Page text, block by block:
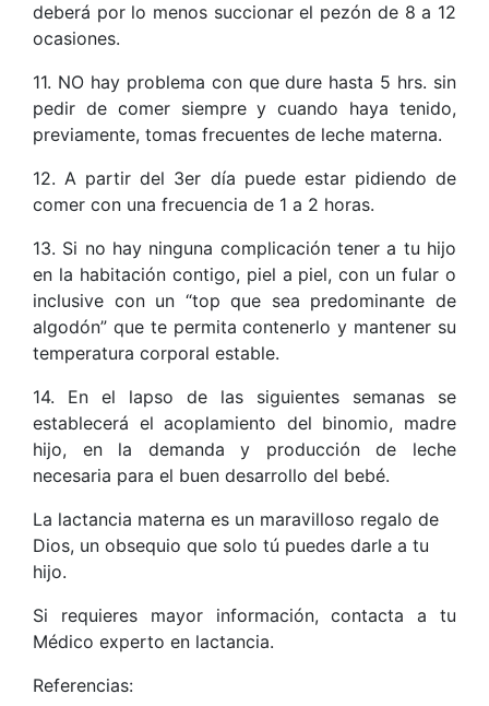
deberá por lo menos succionar el pezón de 8 a 12
ocasiones.
11. NO hay problema con que dure hasta 5 hrs. sin
pedir de comer siempre y cuando haya tenido,
previamente, tomas frecuentes de leche materna.
12. A partir del 3er día puede estar pidiendo de
comer con una frecuencia de 1 a 2 horas.
13. Si no hay ninguna complicación tener a tu hijo
en la habitación contigo, piel a piel, con un fular o
inclusive con un “top que sea predominante de
algodón” que te permita contenerlo y mantener su
temperatura corporal estable.
14. En el lapso de las siguientes semanas se
establecerá el acoplamiento del binomio, madre
hijo, en la demanda y producción de leche
necesaria para el buen desarrollo del bebé.
La lactancia materna es un maravilloso regalo de
Dios, un obsequio que solo tú puedes darle a tu
hijo.
Si requieres mayor información, contacta a tu
Médico experto en lactancia.
Referencias: